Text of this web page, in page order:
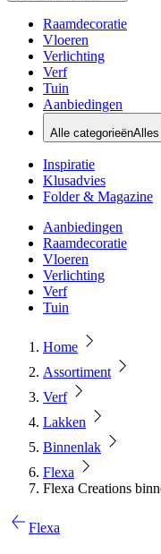
Raamdecoratie
Vloeren
Verlichting
Verf
Tuin
Aanbiedingen
Alle categorieënAlles
Inspiratie
Klusadvies
Folder & Magazine
Aanbiedingen
Raamdecoratie
Vloeren
Verlichting
Verf
Tuin
Home
Assortiment
Verf
Lakken
Binnenlak
Flexa
Flexa Creations
Flexa